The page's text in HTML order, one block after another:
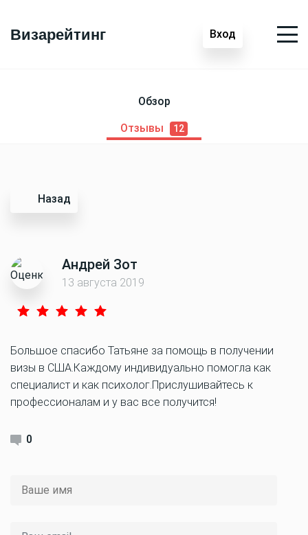
Визарейтинг Вход
Обзор
Отзывы 12
Назад
Андрей Зот
13 августа 2019
Большое спасибо Татьяне за помощь в получении
визы в США.Каждому индивидуально помогла как
специалист и как психолог.Прислушивайтесь к
профессионалам и у вас все получится!
0